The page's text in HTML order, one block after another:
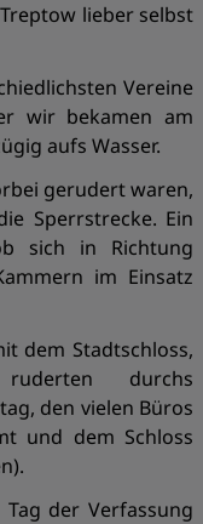
lieber selbst
Vereine
wir bekamen am
aufs Wasser.
gerudert waren,
Sperrstrecke. Ein
sich in Richtung
im Einsatz
dem Stadtschloss,
durchs
den vielen Büros
und dem Schloss
der Verfassung